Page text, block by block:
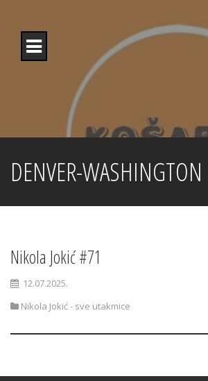
content
DENVER-
Nikola Jokić #71
12.07.2025.
Nikola Jokić - sve utakmice